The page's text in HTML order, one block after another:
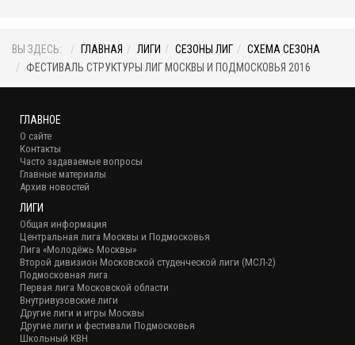
ВЫ ЗДЕСЬ: ГЛАВНАЯ ЛИГИ СЕЗОНЫ ЛИГ
СХЕМА СЕЗОНА
ФЕСТИВАЛЬ СТРУКТУРЫ ЛИГ МОСКВЫ И ПОДМОСКОВЬЯ 2016
ГЛАВНОЕ
О сайте
Контакты
Часто задаваемые вопросы
Главные материалы
Архив новостей
ЛИГИ
Общая информация
Центральная лига Москвы и Подмосковья
Лига «Молодёжь Москвы»
Второй дивизион Московской студенческой лиги (МСЛ-2)
Подмосковная лига
Первая лига Московской области
Внутривузовские лиги
Другие лиги и игры Москвы
Другие лиги и фестивали Подмосковья
Школьный КВН